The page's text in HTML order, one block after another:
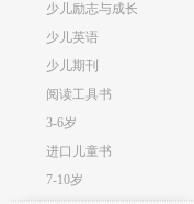
少儿励志与成长
少儿英语
少儿期刊
阅读工具书
3-6岁
进口儿童书
7-10岁